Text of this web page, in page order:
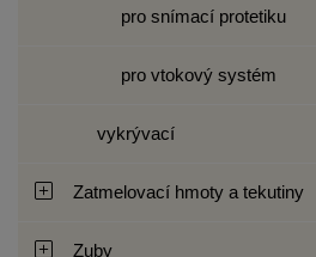
pro snímací protetiku
pro vtokový systém
vykrývací
Zatmelovací hmoty a tekutiny
Zuby